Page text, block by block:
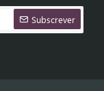
Subscrever